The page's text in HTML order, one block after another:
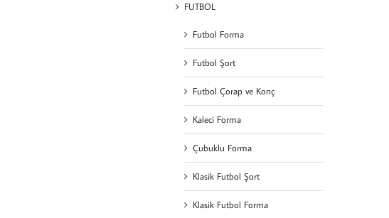
FUTBOL
Futbol Forma
Futbol Şort
Futbol Çorap ve Konç
Kaleci Forma
Çubuklu Forma
Klasik Futbol Şort
Klasik Futbol Forma